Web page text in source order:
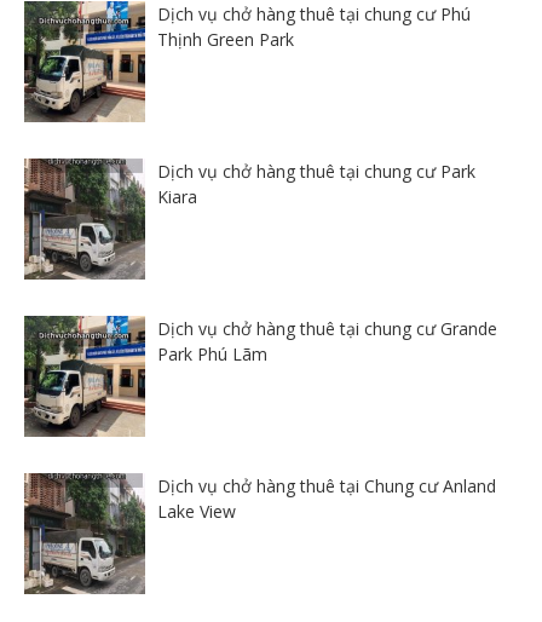
Dịch vụ chở hàng thuê tại chung cư Phú
Thịnh Green Park
Dịch vụ chở hàng thuê tại chung cư Park
Kiara
Dịch vụ chở hàng thuê tại chung cư Grande
Park Phú Lãm
Dịch vụ chở hàng thuê tại Chung cư Anland
Lake View